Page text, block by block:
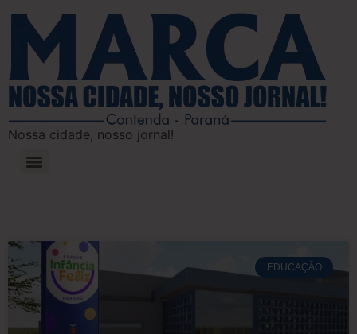
Nossa cidade, nosso jornal!
EDUCAÇÃO